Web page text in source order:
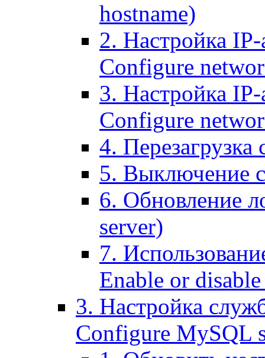
hostname)
2. Настройка IP-
Configure
3. Настройка
Configure
4. Перезагрузка
5. Выключение
6. Обновление
server)
7.
Enable or
3. Настройка
Configure MySQL